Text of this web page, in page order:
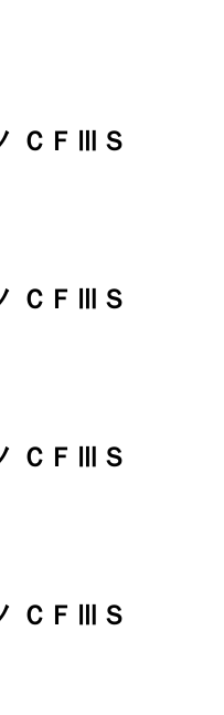
ＣＦⅢＳ
ＣＦⅢＳ
ＣＦⅢＳ
ＣＦⅢＳ